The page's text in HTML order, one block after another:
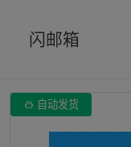
闪邮箱
 自动发货